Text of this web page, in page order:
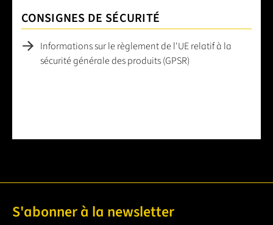
CONSIGNES DE SÉCURITÉ
Informations sur le règlement de l'UE relatif à la
sécurité générale des produits (GPSR)
S'abonner à la newsletter